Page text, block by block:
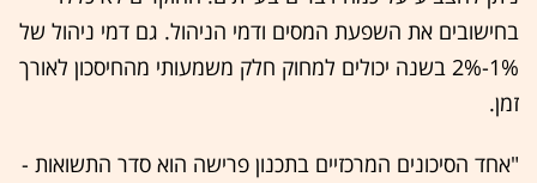
בחישובים את השפעת המסים ודמי הניהול. גם דמי ניהול של
1%-2% בשנה יכולים למחוק חלק משמעותי מהחיסכון לאורך
זמן.
"אחד הסיכונים המרכזיים בתכנון פרישה הוא סדר התשואות -